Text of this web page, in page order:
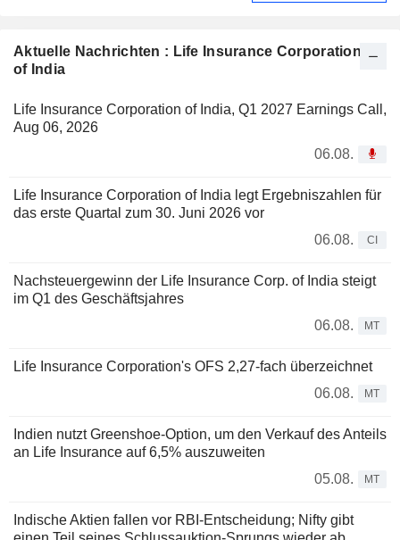
Aktuelle Nachrichten : Life Insurance Corporation
of India
Life Insurance Corporation of India, Q1 2027 Earnings Call,
Aug 06, 2026
06.08.
Life Insurance Corporation of India legt Ergebniszahlen für
das erste Quartal zum 30. Juni 2026 vor
06.08.
CI
Nachsteuergewinn der Life Insurance Corp. of India steigt
im Q1 des Geschäftsjahres
06.08.
MT
Life Insurance Corporation's OFS 2,27-fach überzeichnet
06.08.
MT
Indien nutzt Greenshoe-Option, um den Verkauf des Anteils
an Life Insurance auf 6,5% auszuweiten
05.08.
MT
Indische Aktien fallen vor RBI-Entscheidung; Nifty gibt